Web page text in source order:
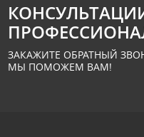
ЗАКАЖИТЕ ОБРАТНЫЙ
МЫ ПОМОЖЕМ ВАМ!